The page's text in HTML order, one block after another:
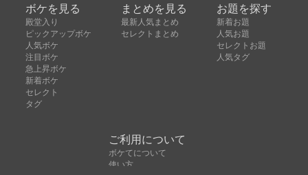
ボケを見る
殿堂入り
ピックアップボケ
人気ボケ
注目ボケ
急上昇ボケ
新着ボケ
セレクト
タグ
まとめを見る
最新人気まとめ
セレクトまとめ
お題を探す
新着お題
人気お題
セレクトお題
人気タグ
ご利用について
ボケてについて
使い方